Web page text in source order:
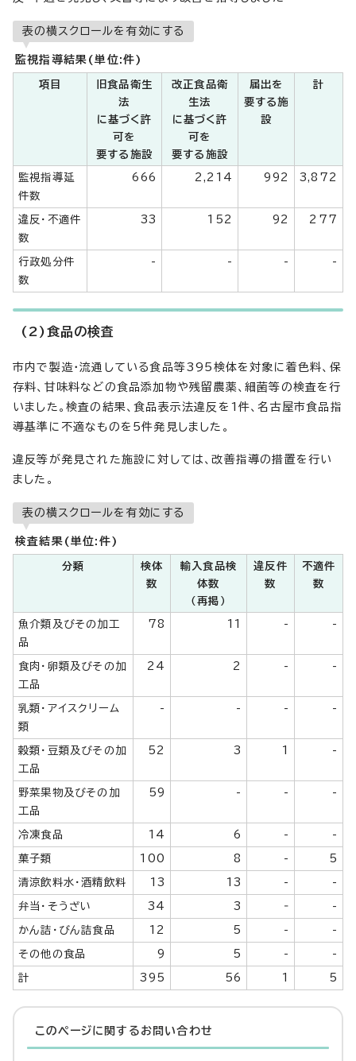
表の横スクロールを有効にする
監視指導結果(単位:件)
項目
旧食品衛生
法
に基づく許
可を
要する施設
改正食品衛
生法
に基づく許
可を
要する施設
届出を
要する施
設
計
監視指導延
件数
666 2,214 992 3,872
違反・不適件
数
33 152 92 277
行政処分件
数
- - - -
(2)食品の検査
市内で製造・流通している食品等395検体を対象に着色料、保
存料、甘味料などの食品添加物や残留農薬、細菌等の検査を行
いました。検査の結果、食品表示法違反を1件、名古屋市食品指
導基準に不適なものを5件発見しました。
違反等が発見された施設に対しては、改善指導の措置を行い
ました。
表の横スクロールを有効にする
検査結果(単位:件)
分類
検体
数
輸入食品検
体数
（再掲）
違反件
数
不適件
数
魚介類及びその加工
品
78 11 - -
食肉・卵類及びその加
工品
24 2 - -
乳類・アイスクリーム
類
- - - -
穀類・豆類及びその加
工品
52 3 1 -
野菜果物及びその加
工品
59 - - -
冷凍食品 14 6 - -
菓子類 100 8 - 5
清涼飲料水・酒精飲料 13 13 - -
弁当・そうざい 34 3 ‐ -
かん詰・びん詰食品 12 5 - -
その他の食品 9 5 - -
計 395 56 1 5
このページに関する お問い合わせ